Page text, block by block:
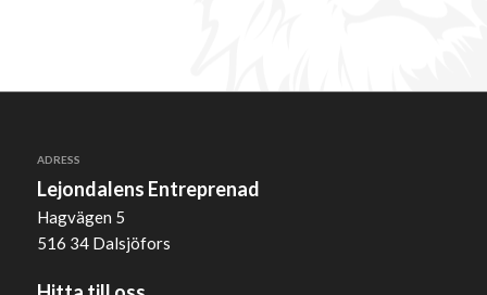
ADRESS
Lejondalens Entreprenad
Hagvägen 5
516 34 Dalsjöfors